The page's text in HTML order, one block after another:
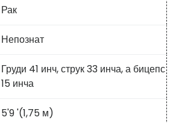
Рак
Непознат
Груди 41 инч, струк 33 инча, а бицепс
15 инча
5'9 '(1,75 м)